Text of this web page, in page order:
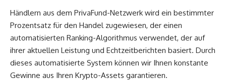
Händlern aus dem PrivaFund-Netzwerk wird ein bestimmter
Prozentsatz für den Handel zugewiesen, der einen
automatisierten Ranking-Algorithmus verwendet, der auf
ihrer aktuellen Leistung und Echtzeitberichten basiert. Durch
dieses automatisierte System können wir Ihnen konstante
Gewinne aus Ihren Krypto-Assets garantieren.